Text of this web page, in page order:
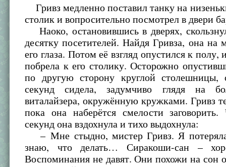
Гривз медленно поставил танку на
столик и вопросительно посмотрел в двери
Наоко, остановившись в дверях,
десятку посетителей. Найдя Гривза, она на
его глаза. Потом её взгляд опустился к
побрела к его столику. Осторожно
по другую сторону круглой столешницы,
секунд сидела, задумчиво глядя на
виталайзера, окружённую кружками. Гривз
пока она наберётся смелости заговорить.
секунд она вздохнула и тихо выдохнула:
– Мне стыдно, мистер Гривз. Я
знаю, что делать… Сиракоши-сан –
Воспоминания не давят. Они похожи на сон